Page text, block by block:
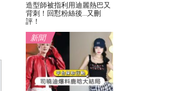
造型師被指利用迪麗熱巴又
背刺！回懟粉絲後…又刪
評！
新聞